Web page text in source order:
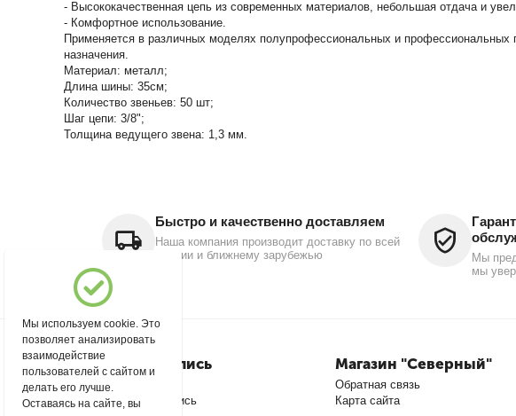
- Высококачественная цепь из современных материалов, небольшая отдача и
- Комфортное использование.
Применяется в различных моделях полупрофессиональных и
назначения.
Материал: металл;
Длина шины: 35см;
Количество звеньев: 50 шт;
Шаг цепи: 3/8";
Толщина ведущего звена: 1,3 мм.
Быстро и качественно доставляем
Наша компания производит доставку по всей
России и ближнему зарубежью
Мы
мы
Моя учетная запись
Войти
Создать учетную запись
Магазин "Северный"
Обратная связь
Карта сайта
Мы используем cookie. Это
позволяет анализировать
взаимодействие
пользователей с сайтом и
делать его лучше.
Оставаясь на сайте, вы